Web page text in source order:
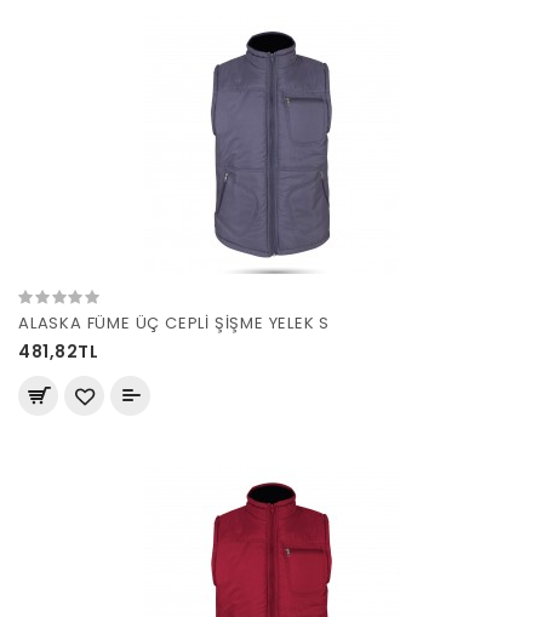
ALASKA FÜME ÜÇ CEPLİ ŞİŞME YELEK S
481,82TL